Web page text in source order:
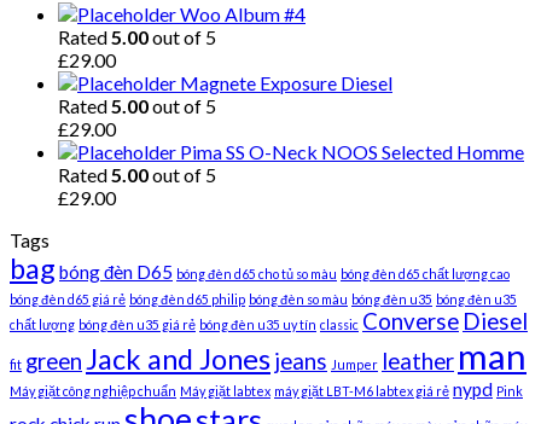
Woo Album #4
Rated 5.00out of 5
£29.00
Magnete Exposure Diesel
Rated 5.00out of 5
£29.00
Pima SS O-Neck NOOS Selected Homme
Rated 5.00out of 5
£29.00
Tags
bag bóng đèn D65 bóng đèn d65 cho tủ so màu bóng đèn d65 chất lượng cao
bóng đèn d65 giá rẻ bóng đèn d65 philip bóng đèn so màu bóng đèn u35 bóng đèn u35
chất lượng bóng đèn u35 giá rẻ bóng đèn u35 uy tín classic Converse Diesel
fit greenJack and Jonesjeans Jumper leather man
Máy giặt công nghiệp chuẩn Máy giặt labtex máy giặt LBT-M6 labtex giá rẻ nypd Pink